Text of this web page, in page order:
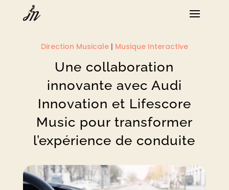
Direction Musicale| Musique Interactive
Une collaboration
innovante avec Audi
Innovation et Lifescore
Music pour transformer
l’expérience de conduite